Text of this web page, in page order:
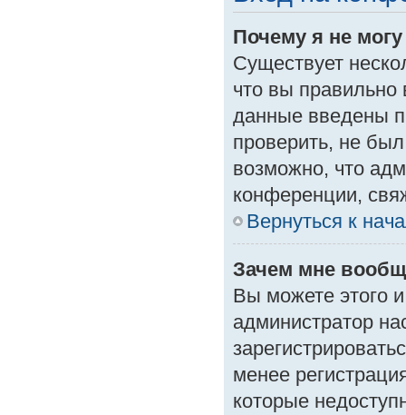
Почему я не
Существует
что вы правильно
данные введены
проверить, не
возможно, что
конференции,
Вернуться к
Зачем мне
Вы можете этого и
администратор
менее
которые